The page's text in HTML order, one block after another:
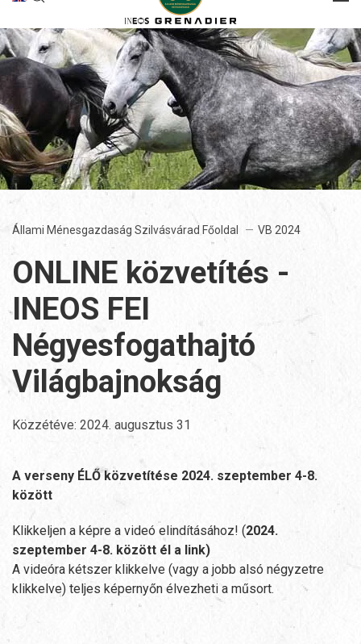
Állami Ménesgazdaság Szilvásvárad Főoldal VB 2024
ONLINE közvetítés -
INEOS FEI
Négyesfogathajtó
Világbajnokság
Közzétéve: 2024. augusztus 31
A verseny ÉLŐ közvetítése 2024. szeptember 4-8.
között
Klikkeljen a képre a videó elindításához! (2024.
szeptember 4-8. között él a link)
A videóra kétszer klikkelve (vagy a jobb alsó négyzetre
klikkelve) teljes képernyőn élvezheti a műsort.